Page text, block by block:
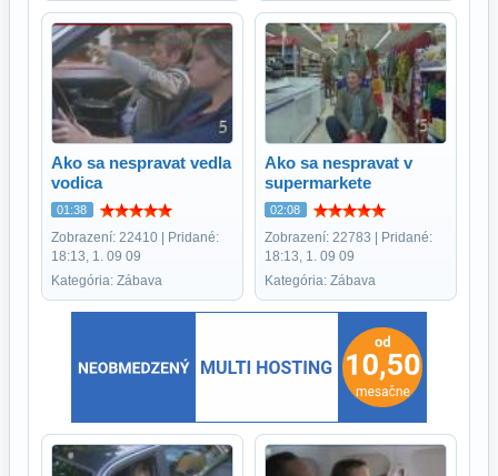
Ako sa nespravat vedla
vodica
01:38
Zobrazení: 22410 | Pridané:
18:13, 1. 09 09
Kategória: Zábava
Ako sa nespravat v
supermarkete
02:08
Zobrazení: 22783 | Pridané:
18:13, 1. 09 09
Kategória: Zábava